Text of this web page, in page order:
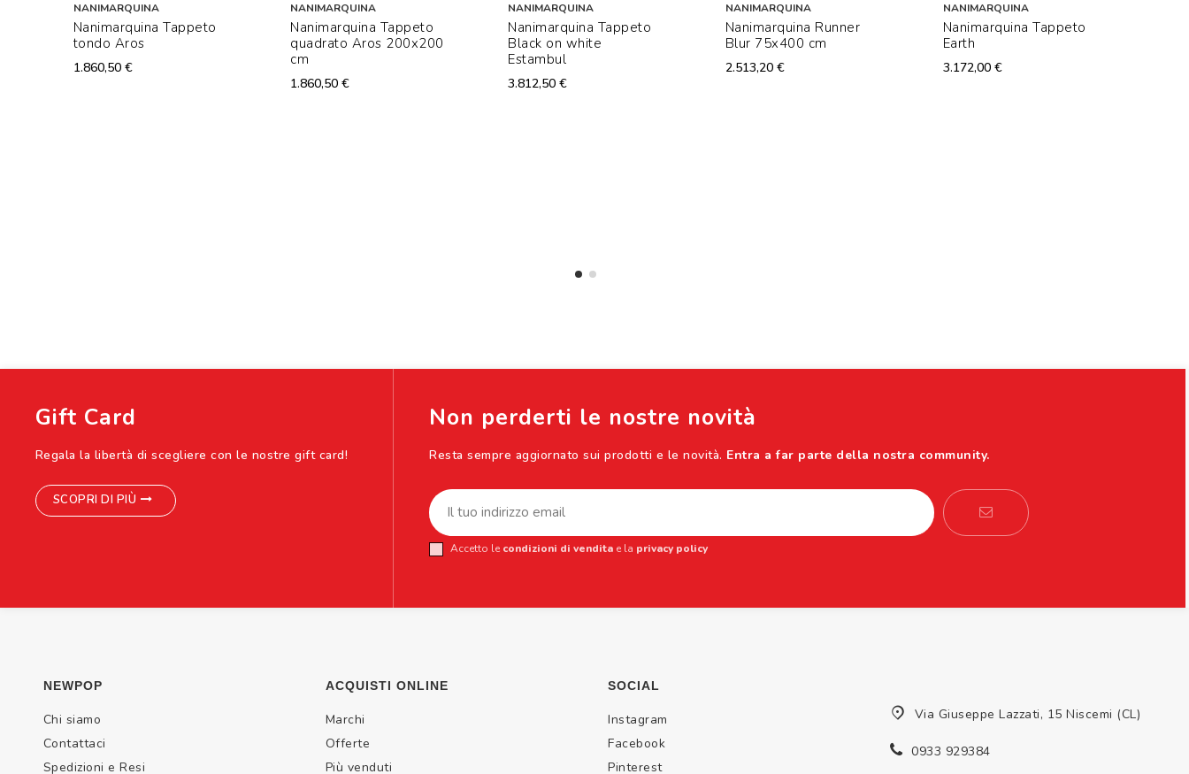
NANIMARQUINA
Nanimarquina Tappeto
tondo Aros
1.860,50 €
NANIMARQUINA
Nanimarquina Tappeto
quadrato Aros 200x200
cm
1.860,50 €
NANIMARQUINA
Nanimarquina Tappeto
Black on white
Estambul
3.812,50 €
NANIMARQUINA
Nanimarquina Runner
Blur 75x400 cm
2.513,20 €
NANIMARQUINA
Nanimarquina Tappeto
Earth
3.172,00 €
Gift Card
Regala la libertà di scegliere con le nostre gift card!
SCOPRI DI PIÙ
Non perderti le nostre novità
Resta sempre aggiornato sui prodotti e le novità. Entra a far parte della nostra community.
Accetto le condizioni di venditae la privacy policy
NEWPOP
Chi siamo
Contattaci
Spedizioni e Resi
ACQUISTI ONLINE
Marchi
Offerte
Più venduti
SOCIAL
Instagram
Facebook
Pinterest
Via Giuseppe Lazzati, 15 Niscemi (CL)
0933 929384